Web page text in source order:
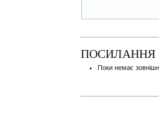
ПОСИЛАННЯ
Поки немає